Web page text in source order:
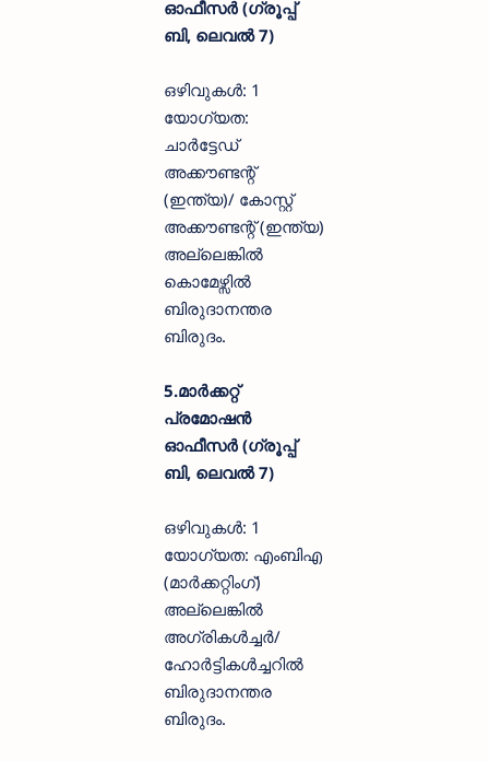
ഓഫീസർ (ഗ്രൂപ്പ്
ബി, ലെവൽ 7)
ഒഴിവുകൾ: 1
യോഗ്യത:
ചാർട്ടേഡ്
അക്കൗണ്ടന്റ്
(ഇന്ത്യ)/ കോസ്റ്റ്
അക്കൗണ്ടന്റ് (ഇന്ത്യ)
അല്ലെങ്കിൽ
കൊമേഴ്സിൽ
ബിരുദാനന്തര
ബിരുദം.
5.മാർക്കറ്റ്
പ്രമോഷൻ
ഓഫീസർ (ഗ്രൂപ്പ്
ബി, ലെവൽ 7)
ഒഴിവുകൾ: 1
യോഗ്യത: എംബിഎ
(മാർക്കറ്റിംഗ്)
അല്ലെങ്കിൽ
അഗ്രികൾച്ചർ/
ഹോർട്ടികൾച്ചറിൽ
ബിരുദാനന്തര
ബിരുദം.